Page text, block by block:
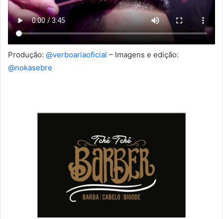
Produção: @verboariaoficial – Imagens e edição:
@nokasebre